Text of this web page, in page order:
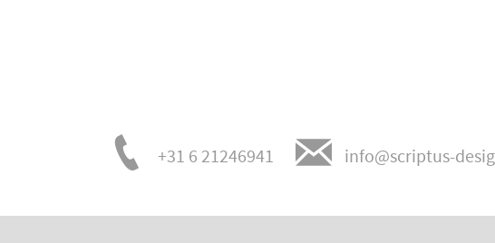
+31 6 21246941 info@scriptus-